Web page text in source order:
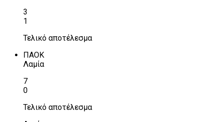
3
1
Τελικό αποτέλεσμα
ΠΑΟΚ
Λαμία
7
0
Τελικό αποτέλεσμα